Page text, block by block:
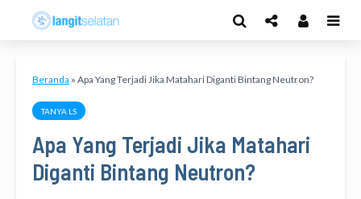
Beranda » Apa Yang Terjadi Jika Matahari Diganti Bintang Neutron?
TANYA LS
Apa Yang Terjadi Jika Matahari
Diganti Bintang Neutron?